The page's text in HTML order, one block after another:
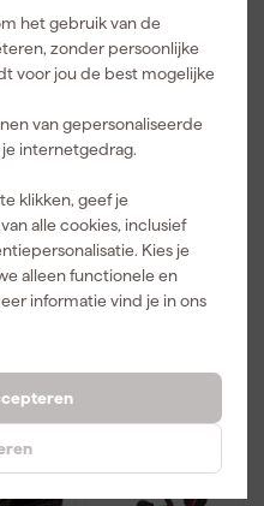
het gebruik van de
zonder persoonlijke
voor jou de best mogelijke
van gepersonaliseerde
internetgedrag.
klikken, geef je
alle cookies, inclusief
Kies je
alleen functionele en
informatie vind je in ons
7
BDF
BL1830B 18V
Li-ion accu -
3.0Ah
bezorgd
Afgelopen 30 dgn 50,66
48,75
Top 10 vd maand